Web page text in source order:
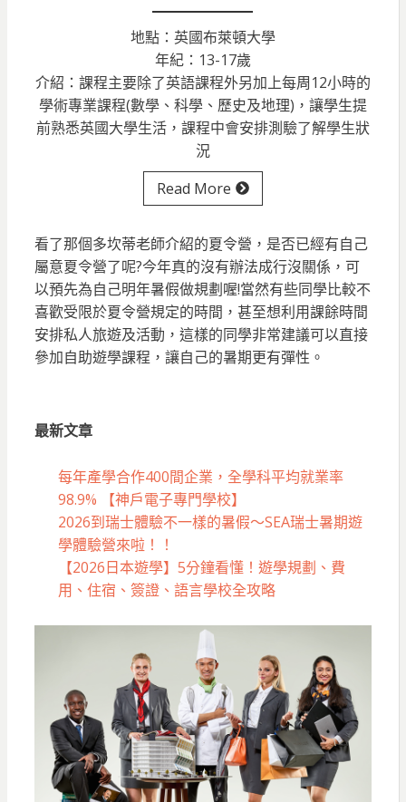
地點：英國布萊頓大學
年紀：13-17歲
介紹：課程主要除了英語課程外另加上每周12小時的
學術專業課程(數學、科學、歷史及地理)，讓學生提
前熟悉英國大學生活，課程中會安排測驗了解學生狀
況
Read More
看了那個多坎蒂老師介紹的夏令營，是否已經有自己
屬意夏令營了呢?今年真的沒有辦法成行沒關係，可
以預先為自己明年暑假做規劃喔!當然有些同學比較不
喜歡受限於夏令營規定的時間，甚至想利用課餘時間
安排私人旅遊及活動，這樣的同學非常建議可以直接
參加自助遊學課程，讓自己的暑期更有彈性。
最新文章
每年產學合作400間企業，全學科平均就業率
98.9% 【神戶電子專門學校】
2026到瑞士體驗不一樣的暑假～SEA瑞士暑期遊
學體驗營來啦！！
【2026日本遊學】5分鐘看懂！遊學規劃、費
用、住宿、簽證、語言學校全攻略